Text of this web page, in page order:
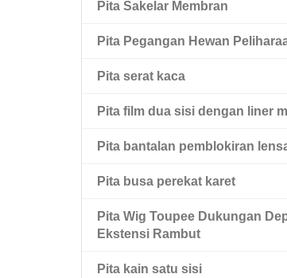
Pita Sakelar Membran
Pita Pegangan Hewan
Pita serat kaca
Pita film dua sisi dengan liner
Pita bantalan pemblokiran
Pita busa perekat karet
Pita Wig Toupee Dukungan
Ekstensi Rambut
pita wig dua sisi
Pita kain satu sisi